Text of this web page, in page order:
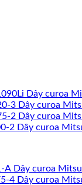
Dây curoa
Dây curoa
Dây curoa
Dây curoa
Dây curoa
Dây curoa